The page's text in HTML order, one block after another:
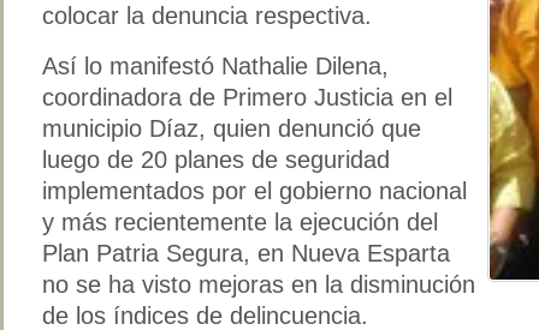
colocar la denuncia respectiva.
Así lo manifestó Nathalie Dilena,
coordinadora de Primero Justicia en el
municipio Díaz, quien denunció que
luego de 20 planes de seguridad
implementados por el gobierno nacional
y más recientemente la ejecución del
Plan Patria Segura, en Nueva Esparta
no se ha visto mejoras en la disminución
de los índices de delincuencia.